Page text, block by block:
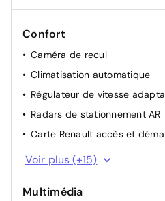
Confort
Caméra de recul
Climatisation automatique
Régulateur de vitesse
Radars de stationnement AR
Carte Renault accès et
Rétroviseur jour/nuit
électriquement avec mémoire
Voir plus (+15)
Multimédia